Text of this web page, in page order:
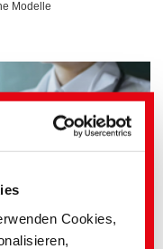
Cookies,
Modelle